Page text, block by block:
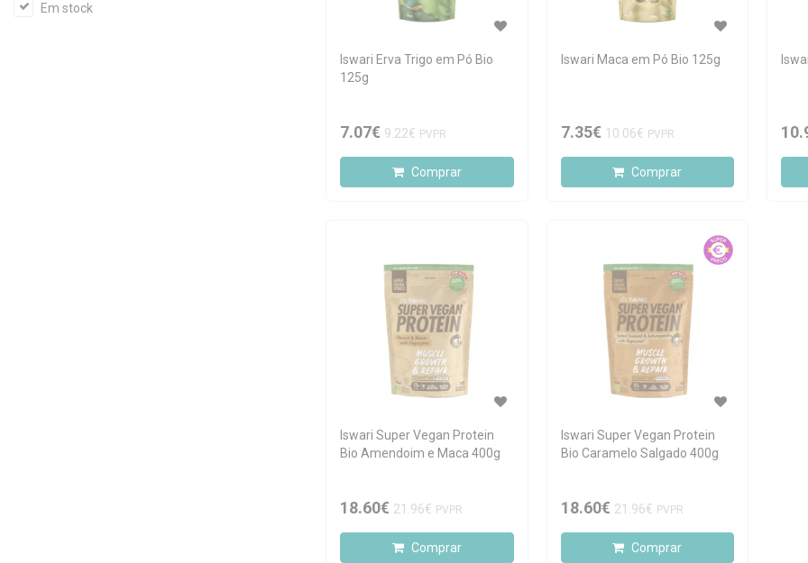
Em stock
Iswari Erva Trigo em Pó Bio
125g
7.07€ 9.22€ PVPR
Comprar
Iswari Maca em Pó Bio 125g
7.35€ 10.06€ PVPR
Comprar
Iswari Super Vegan Protein
Bio Amendoim e Maca 400g
18.60€ 21.96€ PVPR
Comprar
Iswari Super Vegan Protein
Bio Caramelo Salgado 400g
18.60€ 21.96€ PVPR
Comprar